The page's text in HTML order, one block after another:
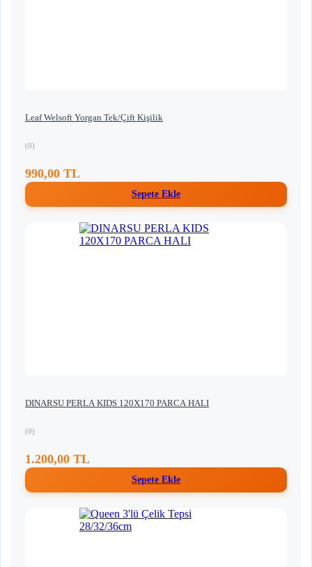
Leaf Welsoft Yorgan Tek/Çift Kişilik
(0)
990,00 TL
Sepete Ekle
DINARSU PERLA KIDS 120X170 PARCA HALI
(0)
1.200,00 TL
Sepete Ekle